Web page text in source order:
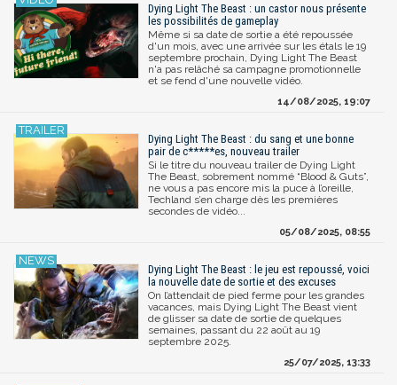
Dying Light The Beast : un castor nous présente
les possibilités de gameplay
Même si sa date de sortie a été repoussée
d'un mois, avec une arrivée sur les étals le 19
septembre prochain, Dying Light The Beast
n'a pas relâché sa campagne promotionnelle
et se fend d'une nouvelle vidéo.
14/08/2025, 19:07
Dying Light The Beast : du sang et une bonne
pair de c*****es, nouveau trailer
Si le titre du nouveau trailer de Dying Light
The Beast, sobrement nommé “Blood & Guts”,
ne vous a pas encore mis la puce à l’oreille,
Techland s’en charge dès les premières
secondes de vidéo...
05/08/2025, 08:55
Dying Light The Beast : le jeu est repoussé, voici
la nouvelle date de sortie et des excuses
On l’attendait de pied ferme pour les grandes
vacances, mais Dying Light The Beast vient
de glisser sa date de sortie de quelques
semaines, passant du 22 août au 19
septembre 2025.
25/07/2025, 13:33